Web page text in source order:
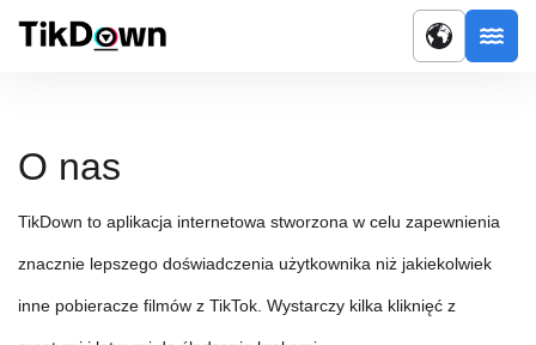
O nas
TikDown to aplikacja internetowa stworzona w celu zapewnienia
znacznie lepszego doświadczenia użytkownika niż jakiekolwiek
inne pobieracze filmów z TikTok. Wystarczy kilka kliknięć z